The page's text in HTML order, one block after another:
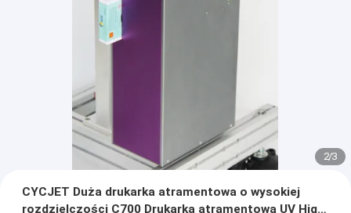
2/3
CYCJET Duża drukarka atramentowa o wysokiej
rozdzielczości C700 Drukarka atramentowa UV High